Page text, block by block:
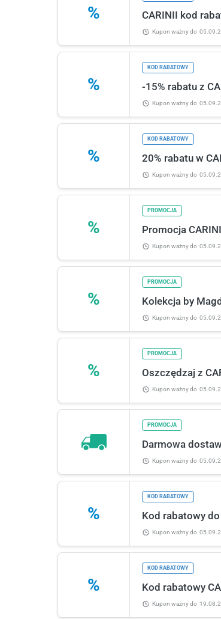
% CARINII kod
Kupon ważnydo
%
KOD RABATOWY
-15% rabatu z
Kupon ważnydo
%
KOD RABATOWY
20% rabatu w
Kupon ważnydo
%
PROMOCJA
Promocja
Kupon ważnydo
%
PROMOCJA
Kolekcja by
Kupon ważnydo
%
PROMOCJA
Oszczędzaj z
Kupon ważnydo
PROMOCJA
Darmowa
Kupon ważnydo
%
KOD RABATOWY
Kod rabatowy
Kupon ważnydo
%
KOD RABATOWY
Kod rabatowy
Kupon ważnydo